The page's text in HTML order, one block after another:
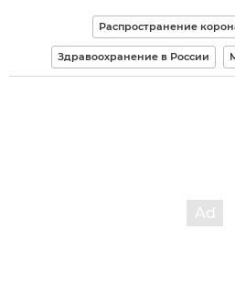
Распространение
Здравоохранение в России